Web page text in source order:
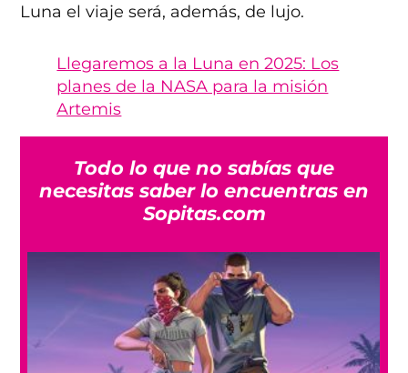
Luna el viaje será, además, de lujo.
Llegaremos a la Luna en 2025: Los
planes de la NASA para la misión
Artemis
Todo lo que no sabías que
necesitas saber lo encuentras en
Sopitas.com